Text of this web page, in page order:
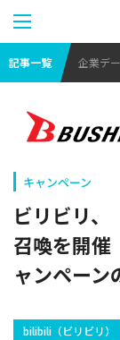
記事一覧 企業デ
キャンペーン
ビリビリ、
召喚を開
ャンペーン
bilibili（ビリビリ）